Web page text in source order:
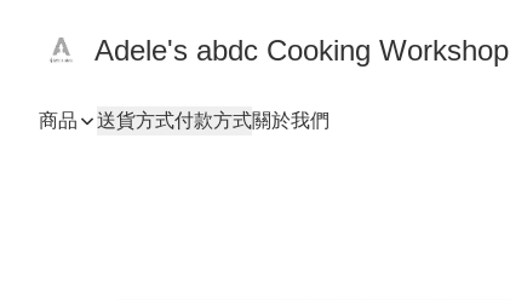
Adele's abdc Cooking Workshop
商品 送貨方式付款方式關於我們